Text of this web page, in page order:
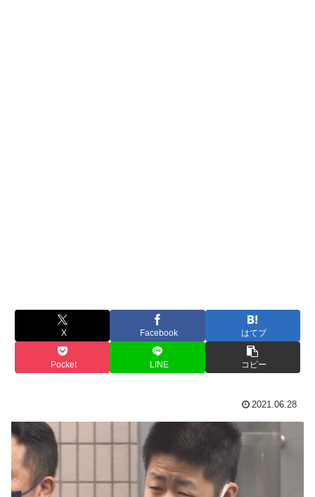
X Facebook はてブ
Pocket LINE コピー
2021.06.28